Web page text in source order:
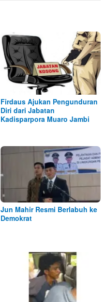
Firdaus Ajukan Pengunduran
Diri dari Jabatan
Kadisparpora Muaro Jambi
Jun Mahir Resmi Berlabuh ke
Demokrat